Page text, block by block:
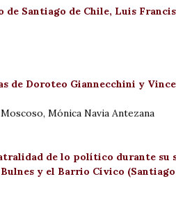
Santiago de Chile, Luis
de Doroteo Giannecchini y
Mónica Navia Antezana
de lo político durante su
y el Barrio Cívico